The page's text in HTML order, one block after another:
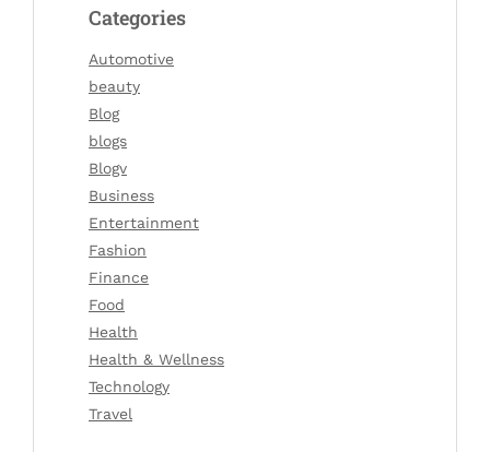
Categories
Automotive
beauty
Blog
blogs
Blogv
Business
Entertainment
Fashion
Finance
Food
Health
Health & Wellness
Technology
Travel